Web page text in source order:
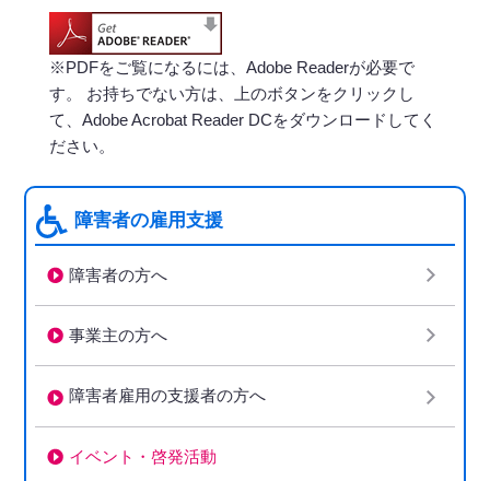
※PDFをご覧になるには、Adobe Readerが必要で
す。 お持ちでない方は、上のボタンをクリックし
て、Adobe Acrobat Reader DCをダウンロードしてく
ださい。
障害者の雇用支援
障害者の方へ
事業主の方へ
障害者雇用の支援者の方へ
イベント・啓発活動